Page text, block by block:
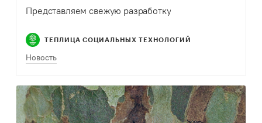
Представляем свежую разработку
ТЕПЛИЦА СОЦИАЛЬНЫХ ТЕХНОЛОГИЙ
Новость